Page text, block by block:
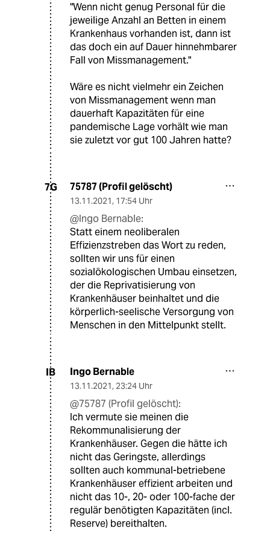
"Wenn nicht genug Personal für die
jeweilige Anzahl an Betten in einem
Krankenhaus vorhanden ist, dann ist
das doch ein auf Dauer hinnehmbarer
Fall von Missmanagement."
Wäre es nicht vielmehr ein Zeichen
von Missmanagement wenn man
dauerhaft Kapazitäten für eine
pandemische Lage vorhält wie man
sie zuletzt vor gut 100 Jahren hatte?
7G 75787 (Profil gelöscht)
13.11.2021, 17:54 Uhr
@Ingo Bernable:
Statt einem neoliberalen
Effizienzstreben das Wort zu reden,
sollten wir uns für einen
sozialökologischen Umbau einsetzen,
der die Reprivatisierung von
Krankenhäuser beinhaltet und die
körperlich-seelische Versorgung von
Menschen in den Mittelpunkt stellt.
IB Ingo Bernable
13.11.2021, 23:24 Uhr
@75787 (Profil gelöscht):
Ich vermute sie meinen die
Rekommunalisierung der
Krankenhäuser. Gegen die hätte ich
nicht das Geringste, allerdings
sollten auch kommunal-betriebene
Krankenhäuser effizient arbeiten und
nicht das 10-, 20- oder 100-fache der
regulär benötigten Kapazitäten (incl.
Reserve) bereithalten.